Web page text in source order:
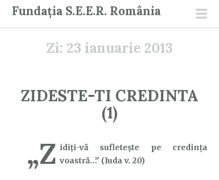
Fundația S.E.E.R. România
Zi: 23 ianuarie 2013
ZIDESTE-TI CREDINTA
(1)
„Z idiți-vă sufletește pe credința
voastră…” (Iuda v. 20)